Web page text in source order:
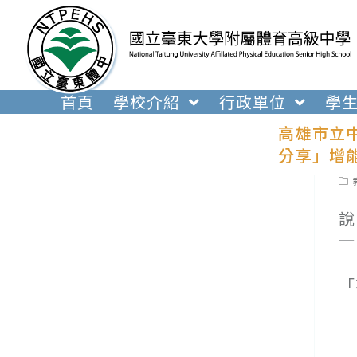
內
首頁 學校介紹 行政單位 學
高雄市立
分享」增